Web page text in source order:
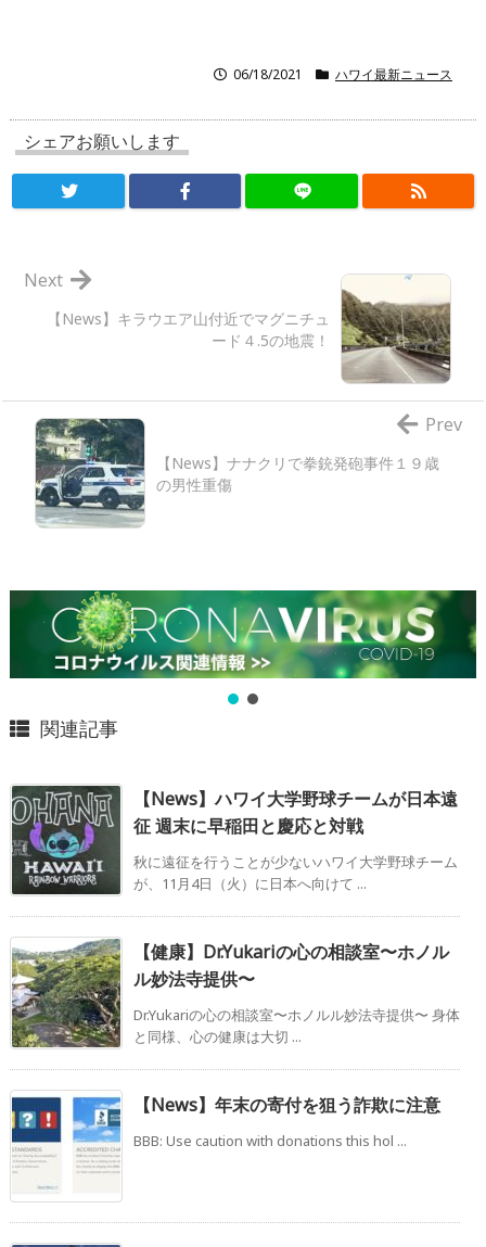
06/18/2021 ハワイ最新ニュース
シェアお願いします
【News】キラウエア山付近でマグニチュ
ード４.5の地震！
Next
【News】ナナクリで拳銃発砲事件１９歳
の男性重傷
Prev
関連記事
【News】ハワイ大学野球チームが日本遠
征 週末に早稲田と慶応と対戦
秋に遠征を行うことが少ないハワイ大学野球チーム
が、11月4日（火）に日本へ向けて ...
【健康】Dr.Yukariの心の相談室〜ホノル
ル妙法寺提供〜
Dr.Yukariの心の相談室〜ホノルル妙法寺提供〜 身体
と同様、心の健康は大切 ...
【News】年末の寄付を狙う詐欺に注意
BBB: Use caution with donations this hol ...